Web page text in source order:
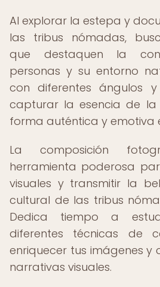
Al explorar la estepa y
las tribus nómadas,
que destaquen la
personas y su entorno
con diferentes ángulos
capturar la esencia de
forma auténtica y emotiva
La composición
herramienta poderosa
visuales y transmitir la
cultural de las tribus
Dedica tiempo a
diferentes técnicas de
enriquecer tus imágenes
narrativas visuales.